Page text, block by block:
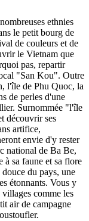
ethnies
le petit bourg de
de couleurs et de
le Vietnam que
pas, repartir
"San Kou". Outre
l'île de Phu Quoc, la
de perles d'une
Surnommée "l'île
découvrir ses
artifice,
envie d'y rester
national de Ba Be,
à sa faune et sa flore
du pays, une
étonnants. Vous y
villages comme les
air de campagne